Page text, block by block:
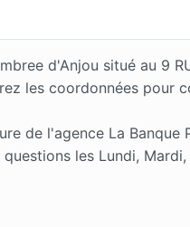
d'Anjou situé au 9
les coordonnées pour
de l'agence La Banque
les Lundi,